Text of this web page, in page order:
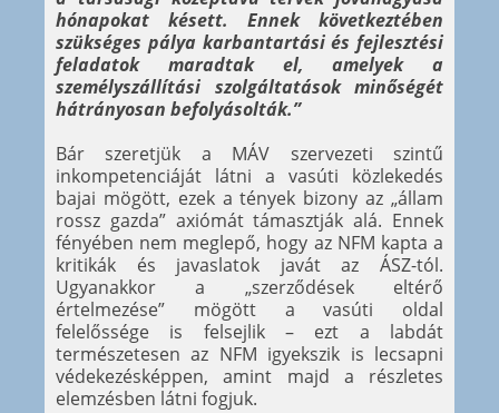
hónapokat késett. Ennek következtében
szükséges pálya karbantartási és fejlesztési
feladatok maradtak el, amelyek a
személyszállítási szolgáltatások minőségét
hátrányosan befolyásolták.”
Bár szeretjük a MÁV szervezeti szintű
inkompetenciáját látni a vasúti közlekedés
bajai mögött, ezek a tények bizony az „állam
rossz gazda” axiómát támasztják alá. Ennek
fényében nem meglepő, hogy az NFM kapta a
kritikák és javaslatok javát az ÁSZ-tól.
Ugyanakkor a „szerződések eltérő
értelmezése” mögött a vasúti oldal
felelőssége is felsejlik – ezt a labdát
természetesen az NFM igyekszik is lecsapni
védekezésképpen, amint majd a részletes
elemzésben látni fogjuk.